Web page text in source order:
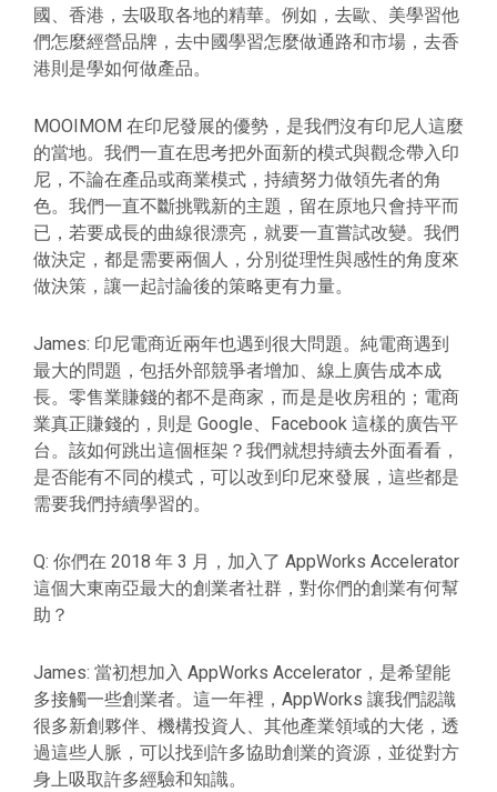
國、香港，去吸取各地的精華。例如，去歐、美學習他
們怎麼經營品牌，去中國學習怎麼做通路和市場，去香
港則是學如何做產品。
MOOIMOM 在印尼發展的優勢，是我們沒有印尼人這麼
的當地。我們一直在思考把外面新的模式與觀念帶入印
尼，不論在產品或商業模式，持續努力做領先者的角
色。我們一直不斷挑戰新的主題，留在原地只會持平而
已，若要成長的曲線很漂亮，就要一直嘗試改變。我們
做決定，都是需要兩個人，分別從理性與感性的角度來
做決策，讓一起討論後的策略更有力量。
James: 印尼電商近兩年也遇到很大問題。純電商遇到
最大的問題，包括外部競爭者增加、線上廣告成本成
長。零售業賺錢的都不是商家，而是是收房租的；電商
業真正賺錢的，則是 Google、Facebook 這樣的廣告平
台。該如何跳出這個框架？我們就想持續去外面看看，
是否能有不同的模式，可以改到印尼來發展，這些都是
需要我們持續學習的。
Q: 你們在 2018 年 3 月，加入了 AppWorks Accelerator
這個大東南亞最大的創業者社群，對你們的創業有何幫
助？
James: 當初想加入 AppWorks Accelerator，是希望能
多接觸一些創業者。這一年裡，AppWorks 讓我們認識
很多新創夥伴、機構投資人、其他產業領域的大佬，透
過這些人脈，可以找到許多協助創業的資源，並從對方
身上吸取許多經驗和知識。